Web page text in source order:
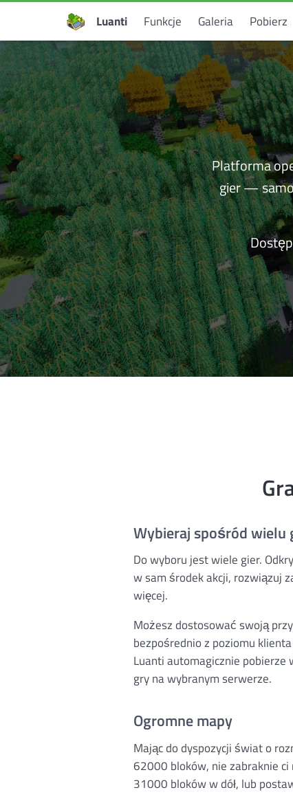
Luanti Funkcje Galeria Pobierz
Platforma
gier —
Wybieraj spośród wielu
Do wyboru jest wiele gier.
w sam środek akcji, rozwiązuj
więcej.
Możesz dostosować swoją
bezpośrednio z poziomu
Luanti automagicznie pobierze
gry na wybranym serwerze.
Ogromne mapy
Mając do dyspozycji świat o
62000 bloków, nie zabraknie
31000 bloków w dół, lub